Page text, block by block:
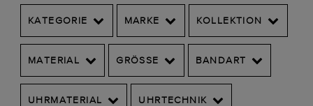
KATEGORIE MARKE KOLLEKTION
MATERIAL GRÖSSE BANDART
UHRMATERIAL UHRTECHNIK